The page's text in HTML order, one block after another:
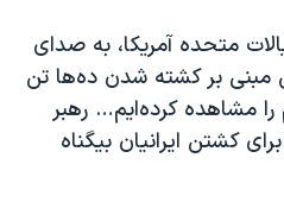
صلح
«سی‌پک»
متحده آمریکا، به صدای
مبنی بر کشته شدن ده‌ها تن
را مشاهده کرده‌ایم… رهبر
کشتن ایرانیان بیگناه